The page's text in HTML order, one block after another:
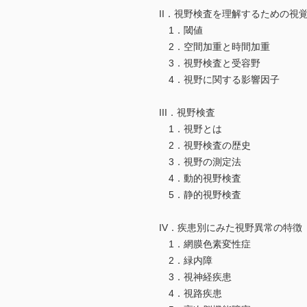
II．視野検査を理解するための視
1．閾値
2．空間加重と時間加重
3．視野検査と受容野
4．視野に関する影響因子
III．視野検査
1．視野とは
2．視野検査の歴史
3．視野の測定法
4．動的視野検査
5．静的視野検査
IV．疾患別にみた視野異常の特徴
1．網膜色素変性症
2．緑内障
3．視神経疾患
4．視路疾患